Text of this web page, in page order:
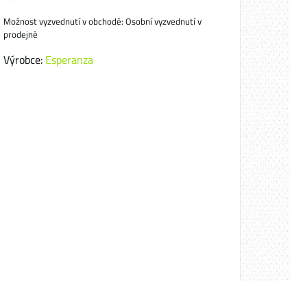
Osobní vyzvednutí v
prodejně
Výrobce: Esperanza